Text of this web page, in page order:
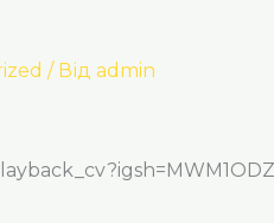
/ Від admin